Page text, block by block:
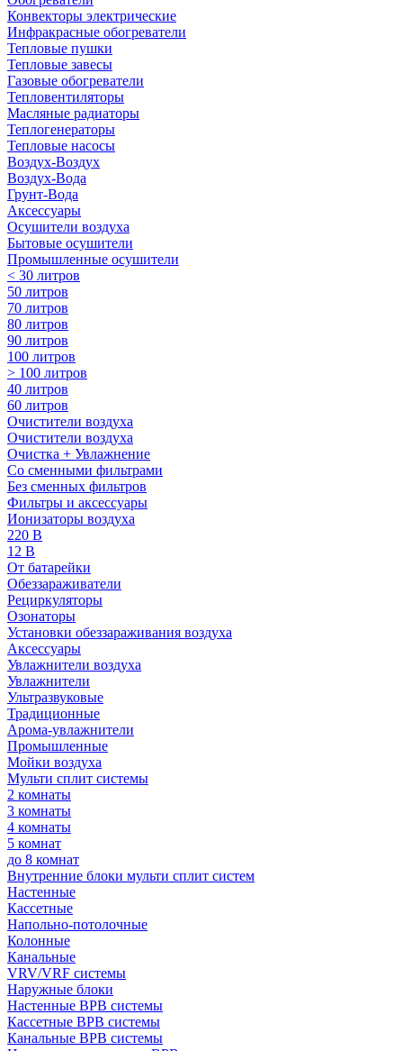
Конвекторы электрические
Инфракрасные обогреватели
Тепловые пушки
Тепловые завесы
Газовые обогреватели
Тепловентиляторы
Масляные радиаторы
Теплогенераторы
Тепловые насосы
Воздух-Воздух
Воздух-Вода
Грунт-Вода
Аксессуары
Осушители воздуха
Бытовые осушители
Промышленные осушители
< 30 литров
50 литров
70 литров
80 литров
90 литров
100 литров
> 100 литров
40 литров
60 литров
Очистители воздуха
Очистители воздуха
Очистка + Увлажнение
Cо сменными фильтрами
Без сменных фильтров
Фильтры и аксессуары
Ионизаторы воздуха
220 В
12 В
От батарейки
Обеззараживатели
Рециркуляторы
Озонаторы
Установки обеззараживания воздуха
Аксессуары
Увлажнители воздуха
Увлажнители
Ультразвуковые
Традиционные
Арома-увлажнители
Промышленные
Мойки воздуха
Мульти сплит системы
2 комнаты
3 комнаты
4 комнаты
5 комнат
до 8 комнат
Внутренние блоки мульти сплит систем
Настенные
Кассетные
Напольно-потолочные
Колонные
Канальные
VRV/VRF системы
Наружные блоки
Настенные ВРВ системы
Кассетные ВРВ системы
Канальные ВРВ системы